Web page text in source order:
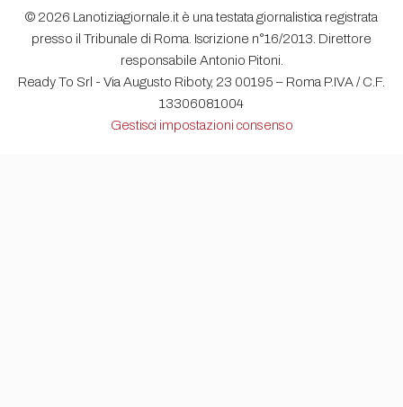
© 2026 Lanotiziagiornale.it è una testata giornalistica registrata
presso il Tribunale di Roma. Iscrizione n°16/2013. Direttore
responsabile Antonio Pitoni.
Ready To Srl - Via Augusto Riboty, 23 00195 – Roma P.IVA / C.F.
13306081004
Gestisci impostazioni consenso